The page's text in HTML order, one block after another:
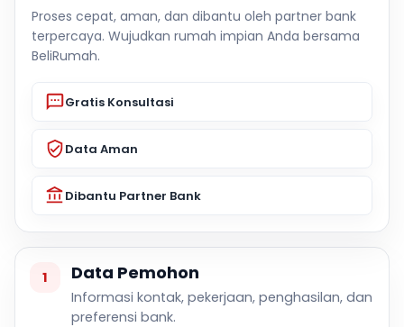
Proses cepat, aman, dan dibantu oleh partner bank
terpercaya. Wujudkan rumah impian Anda bersama
BeliRumah.
Gratis Konsultasi
Data Aman
Dibantu Partner Bank
1 Data Pemohon
Informasi kontak, pekerjaan, penghasilan, dan
preferensi bank.